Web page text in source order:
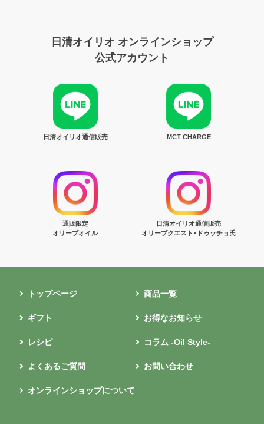
日清オイリオ オンラインショップ
公式アカウント
日清オイリオ通信販売 MCT CHARGE
通販限定
オリーブオイル
日清オイリオ通信販売
オリーブクエスト･ドゥッチョ氏
トップページ 商品一覧
ギフト お得なお知らせ
レシピ コラム -Oil Style-
よくあるご質問 お問い合わせ
オンラインショップについて